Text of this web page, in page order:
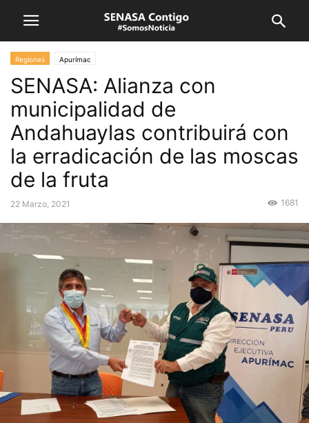
Regiones Apurímac
SENASA: Alianza con
municipalidad de
Andahuaylas contribuirá con
la erradicación de las moscas
de la fruta
22 Marzo, 2021 1681